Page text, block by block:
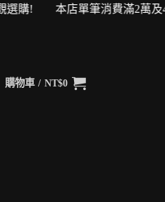
! 本店單筆消費滿2萬及4
購物車 / NT$0